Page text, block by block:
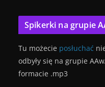
Spikerki na grupie
Tu możecie posłuchać
odbyły się na grupie
formacie .mp3